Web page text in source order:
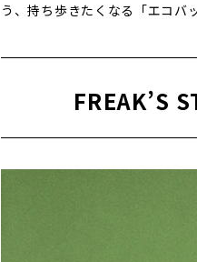
う、持ち歩きたくなる「エコバ
FREAK’S